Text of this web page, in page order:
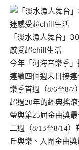
「淡水漁人舞台」
感受超chill生活
今年「河海音樂季
連續四個週末日接
樂季首週（8/6至8/7
超過20年的經典搖
瑩與第25屆金曲獎
二週（8/13至8/14）
丘與樂、入圍金曲